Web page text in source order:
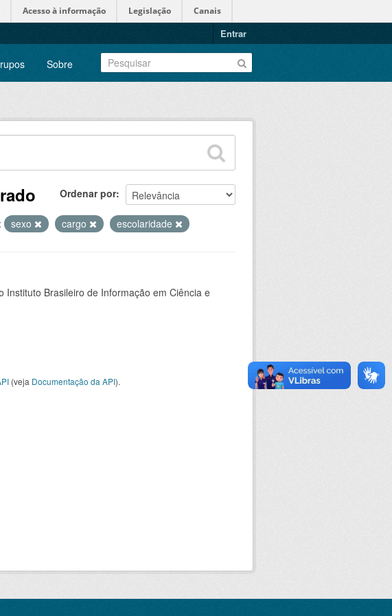
Acesso à informação Legislação Canais
Entrar
Sobre
Ordenar por
sexo cargo escolaridade
Brasileiro de Informação em Ciência e
(veja Documentação da API).